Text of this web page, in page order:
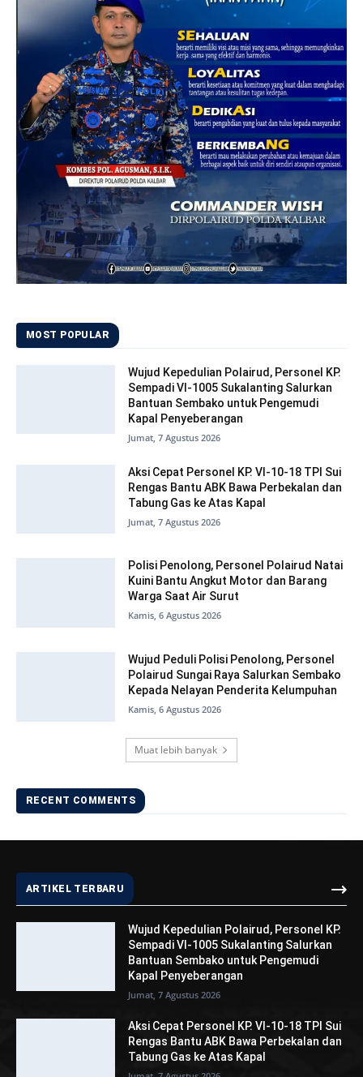
MOST POPULAR
Wujud Kepedulian Polairud, Personel KP.
Sempadi VI-1005 Sukalanting Salurkan
Bantuan Sembako untuk Pengemudi
Kapal Penyeberangan
Jumat, 7 Agustus 2026
Aksi Cepat Personel KP. VI-10-18 TPI Sui
Rengas Bantu ABK Bawa Perbekalan dan
Tabung Gas ke Atas Kapal
Jumat, 7 Agustus 2026
Polisi Penolong, Personel Polairud Natai
Kuini Bantu Angkut Motor dan Barang
Warga Saat Air Surut
Kamis, 6 Agustus 2026
Wujud Peduli Polisi Penolong, Personel
Polairud Sungai Raya Salurkan Sembako
Kepada Nelayan Penderita Kelumpuhan
Kamis, 6 Agustus 2026
Muat lebih banyak
RECENT COMMENTS
ARTIKEL TERBARU
Wujud Kepedulian Polairud, Personel KP.
Sempadi VI-1005 Sukalanting Salurkan
Bantuan Sembako untuk Pengemudi
Kapal Penyeberangan
Jumat, 7 Agustus 2026
Aksi Cepat Personel KP. VI-10-18 TPI Sui
Rengas Bantu ABK Bawa Perbekalan dan
Tabung Gas ke Atas Kapal